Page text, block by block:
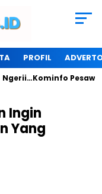
PROFIL
Ingin
Yang